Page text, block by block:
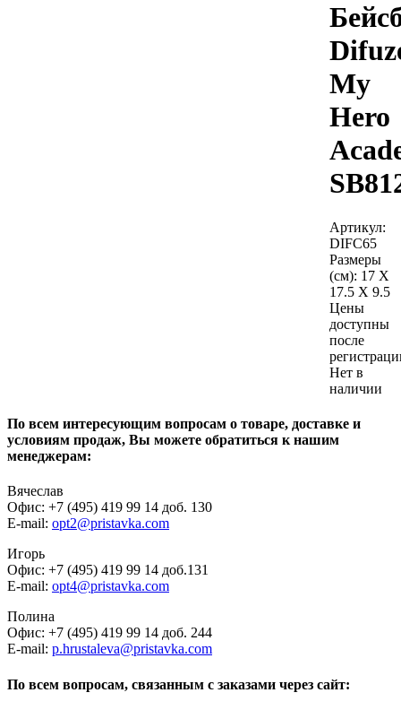
My
Hero
Артикул:
DIFC65
Размеры
(см): 17 X
17.5 X 9.5
Цены
доступны
после
Нет в
наличии
По всем интересующим вопросам о товаре, доставке и
условиям продаж, Вы можете обратиться к нашим
менеджерам:
Вячеслав
Офис: +7 (495) 419 99 14 доб. 130
E-mail: opt2@pristavka.com
Игорь
Офис: +7 (495) 419 99 14 доб.131
E-mail: opt4@pristavka.com
Полина
Офис: +7 (495) 419 99 14 доб. 244
E-mail: p.hrustaleva@pristavka.com
По всем вопросам, связанным с заказами через сайт: